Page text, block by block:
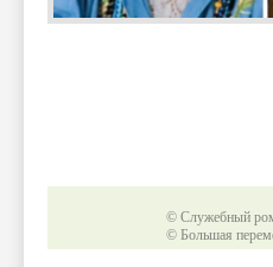
© Служебный
© Большая